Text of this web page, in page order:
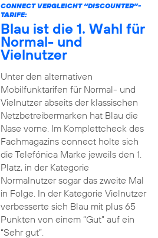
CONNECT VERGLEICHT “DISCOUNTER”-
TARIFE:
Blau ist die 1. Wahl für
Normal- und
Vielnutzer
Unter den alternativen
Mobilfunktarifen für Normal- und
Vielnutzer abseits der klassischen
Netzbetreibermarken hat Blau die
Nase vorne. Im Komplettcheck des
Fachmagazins connect holte sich
die Telefónica Marke jeweils den 1.
Platz, in der Kategorie
Normalnutzer sogar das zweite Mal
in Folge. In der Kategorie Vielnutzer
verbesserte sich Blau mit plus 65
Punkten von einem “Gut” auf ein
“Sehr gut”.